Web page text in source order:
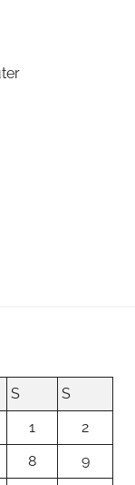
S
S
1
2
8
9